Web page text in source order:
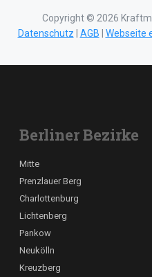
Copyright © 2026
Datenschutz
AGB Webseite
Berliner Bezirke
Mitte
Prenzlauer Berg
Charlottenburg
Lichtenberg
Pankow
Neukölln
Kreuzberg